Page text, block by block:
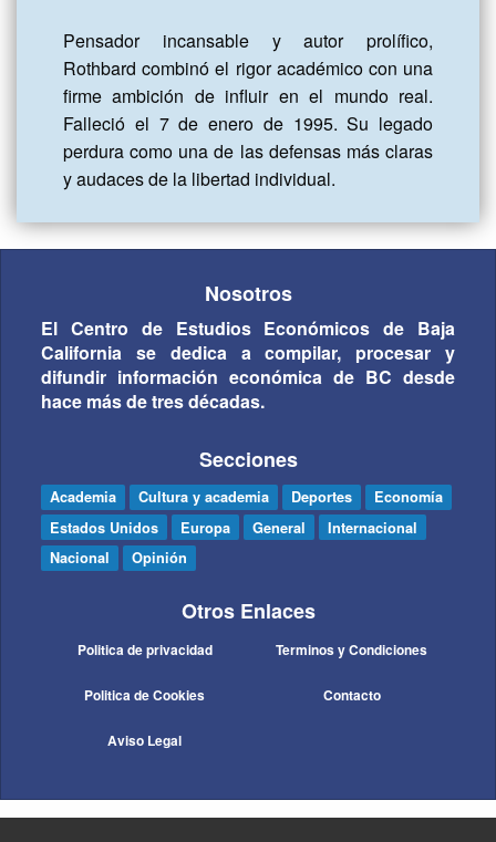
Pensador incansable y autor prolífico,
Rothbard combinó el rigor académico con una
firme ambición de influir en el mundo real.
Falleció el 7 de enero de 1995. Su legado
perdura como una de las defensas más claras
y audaces de la libertad individual.
Nosotros
El Centro de Estudios Económicos de Baja
California se dedica a compilar, procesar y
difundir información económica de BC desde
hace más de tres décadas.
Secciones
Academia Cultura y academia Deportes
Economía
Estados Unidos
Europa General
Internacional
Nacional
Opinión
Otros Enlaces
Politica de privacidad
Politica de Cookies
Aviso Legal
Terminos y Condiciones
Contacto